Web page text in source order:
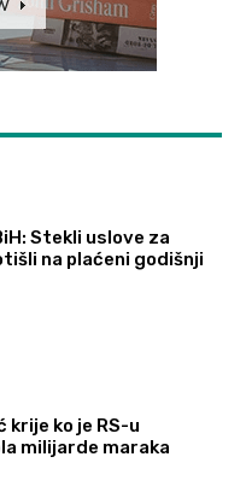
Stekli uslove za
na plaćeni godišnji
krije ko je RS-u
milijarde maraka